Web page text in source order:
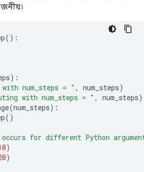
():
):
num_steps = " , num_steps)
with num_steps = " , num_steps)
(num_steps):
()
occurs for different Python
)
)